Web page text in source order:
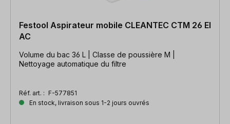
Festool Aspirateur mobile CLEANTEC CTM 26 EI
AC
Volume du bac 36 L | Classe de poussière M |
Nettoyage automatique du filtre
Réf. art. : F-577851
En stock, livraison sous 1-2 jours ouvrés